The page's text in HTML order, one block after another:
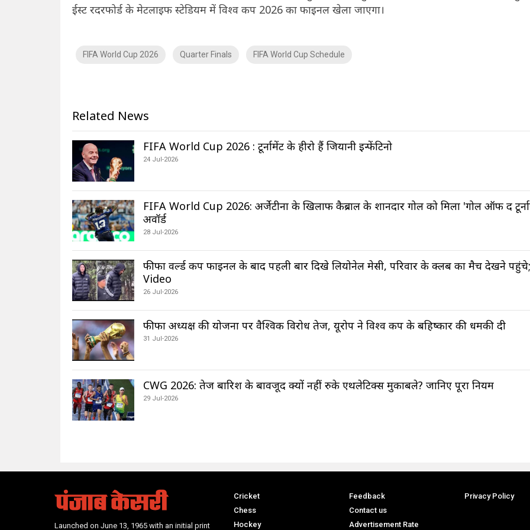
ईस्ट रदरफोर्ड के मेटलाइफ स्टेडियम में विश्व कप 2026 का फाइनल खेला जाएगा।
FIFA World Cup 2026 Quarter Finals FIFA World Cup Schedule
Related News
FIFA World Cup 2026 : टूर्नामेंट के हीरो हैं जियानी इन्फेंटिनो
24 Jul-2026
FIFA World Cup 2026: अर्जेटीना के खिलाफ कैब्राल के शानदार गोल को मिला 'गोल ऑफ द
अवॉर्ड
28 Jul-2026
फीफा वर्ल्ड कप फाइनल के बाद पहली बार दिखे लियोनेल मेसी, परिवार के क्लब का मैच देखने पहुंचे;
Video
26 Jul-2026
फीफा अध्यक्ष की योजना पर वैश्विक विरोध तेज, यूरोप ने विश्व कप के बहिष्कार की धमकी दी
31 Jul-2026
CWG 2026: तेज बारिश के बावजूद क्यों नहीं रुके एथलेटिक्स मुकाबले? जानिए पूरा नियम
29 Jul-2026
Launched on June 13, 1965 with an initial print
Cricket
Chess
Hockey
Feedback
Contact us
Advertisement Rate
Privacy Policy